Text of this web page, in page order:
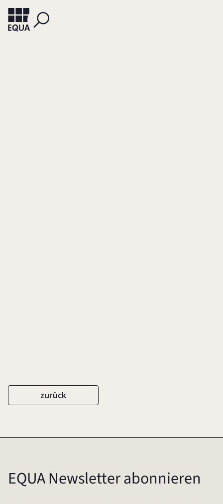
zurück
EQUA Newsletter abonnieren